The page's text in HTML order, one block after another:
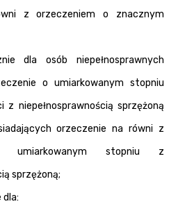
z orzeczeniem o znacznym
dla osób niepełnosprawnych
o umiarkowanym stopniu
z niepełnosprawnością sprzężoną
orzeczenie na równi z
umiarkowanym stopniu z
sprzężoną;